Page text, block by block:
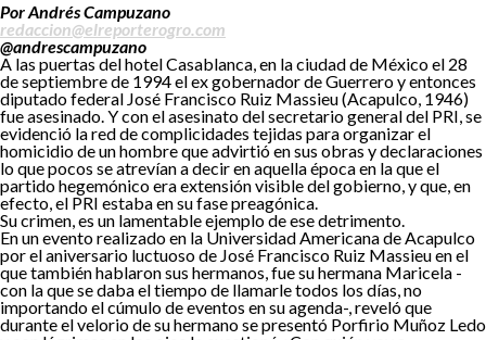
Por Andrés Campuzano
redaccion@elreporterogro.com
@andrescampuzano
A las puertas del hotel Casablanca, en la ciudad de México el 28
de septiembre de 1994 el ex gobernador de Guerrero y entonces
diputado federal José Francisco Ruiz Massieu (Acapulco, 1946)
fue asesinado. Y con el asesinato del secretario general del PRI, se
evidenció la red de complicidades tejidas para organizar el
homicidio de un hombre que advirtió en sus obras y declaraciones
lo que pocos se atrevían a decir en aquella época en la que el
partido hegemónico era extensión visible del gobierno, y que, en
efecto, el PRI estaba en su fase preagónica.
Su crimen, es un lamentable ejemplo de ese detrimento.
En un evento realizado en la Universidad Americana de Acapulco
por el aniversario luctuoso de José Francisco Ruiz Massieu en el
que también hablaron sus hermanos, fue su hermana Maricela -
con la que se daba el tiempo de llamarle todos los días, no
importando el cúmulo de eventos en su agenda-, reveló que
durante el velorio de su hermano se presentó Porfirio Muñoz Ledo